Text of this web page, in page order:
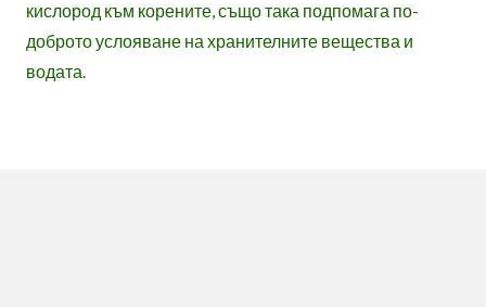
кислород към корените, също така подпомага по-
доброто услояване на хранителните вещества и
водата.